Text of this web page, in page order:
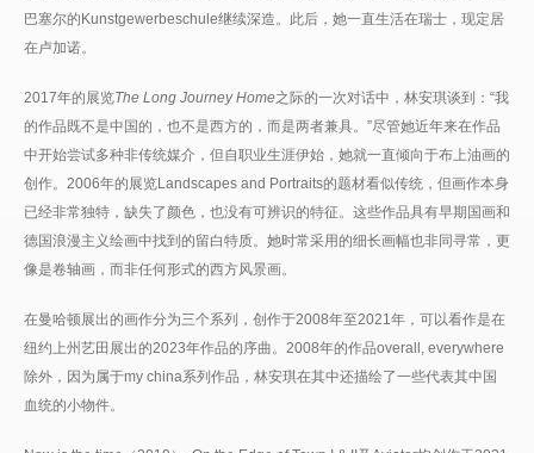
巴塞尔的Kunstgewerbeschule继续深造。此后，她一直生活在瑞士，现定居
在卢加诺。
2017年的展览The Long Journey Home之际的一次对话中，林安琪谈到：“我
的作品既不是中国的，也不是西方的，而是两者兼具。”尽管她近年来在作品
中开始尝试多种非传统媒介，但自职业生涯伊始，她就一直倾向于布上油画的
创作。2006年的展览Landscapes and Portraits的题材看似传统，但画作本身
已经非常独特，缺失了颜色，也没有可辨识的特征。这些作品具有早期国画和
德国浪漫主义绘画中找到的留白特质。她时常采用的细长画幅也非同寻常，更
像是卷轴画，而非任何形式的西方风景画。
在曼哈顿展出的画作分为三个系列，创作于2008年至2021年，可以看作是在
纽约上州艺田展出的2023年作品的序曲。2008年的作品overall, everywhere
除外，因为属于my china系列作品，林安琪在其中还描绘了一些代表其中国
血统的小物件。